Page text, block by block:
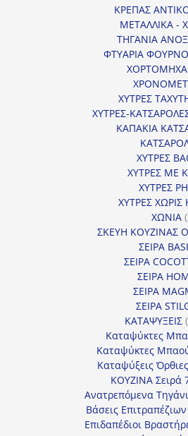
ΚΡΕΠΑΣ
ΜΕΤΑΛΛΙΚΑ -
ΤΗΓΑΝΙΑ
ΦΤΥΑΡΙΑ
ΧΥΤΡΕΣ
ΧΥΤΡΕΣ-
ΚΑΠΑΚΙΑ
ΧΥΤΡΕΣ
ΧΥΤΡΕΣ ΜΕ
ΧΥΤΡΕΣ
ΧΥΤΡΕΣ ΧΩΡΙΣ
ΧΩΝΙΑ
ΣΚΕΥΗ ΚΟΥΖΙΝΑΣ
ΣΕΙΡΑ
ΣΕΙΡΑ
ΣΕΙΡΑ
ΣΕΙΡΑ
ΣΕΙΡΑ
ΚΑΤΑΨΥΞΕΙΣ
Καταψύκτες
Καταψύκτες
Καταψύξεις
ΚΟΥΖΙΝΑ Σειρά
Ανατρεπόμενα
Βάσεις
Επιδαπέδιοι